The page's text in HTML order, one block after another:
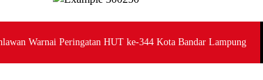
Warnai Peringatan HUT ke-344 Kota Bandar Lampung